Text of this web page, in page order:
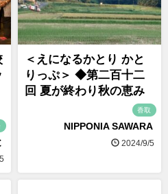
＜えになるかとり かと
りっぷ＞ ◆第二百十二
回 夏が終わり秋の恵み
香取
NIPPONIA SAWARA
2024/9/5